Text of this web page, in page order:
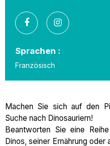
Sprachen :
Französisch
Machen Sie sich auf den
Suche nach Dinosauriern!
Beantworten Sie eine
Dinos, seiner Ernährung oder